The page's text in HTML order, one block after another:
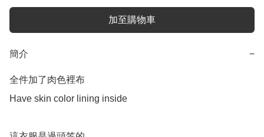
加至購物車
簡介 −
全件加了肉色裡布
Have skin color lining inside